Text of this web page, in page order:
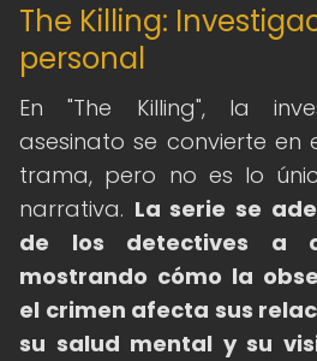
The Killing:
personal
En "The Killing", la
asesinato se convierte en
trama, pero no es lo
narrativa. La serie se
de los detectives a
mostrando cómo la
el crimen afecta sus
su salud mental y su